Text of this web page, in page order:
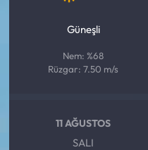
Güneşli
Nem: %68
Rüzgar: 7.50 m/s
11 AĞUSTOS
SALI